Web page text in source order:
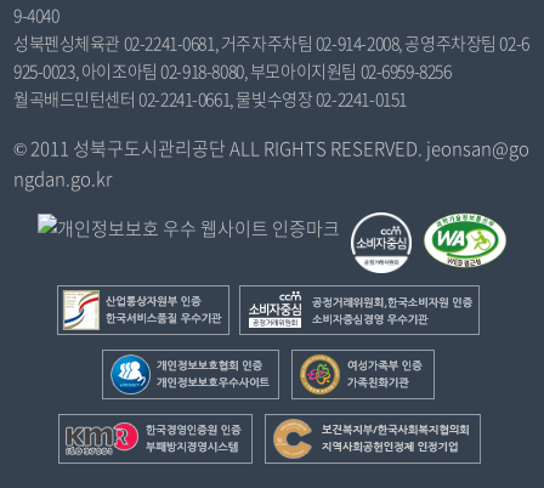
9-4040
성북펜싱체육관 02-2241-0681, 거주자주차팀 02-914-2008, 공영주차장팀 02-6
925-0023, 아이조아팀 02-918-8080, 부모아이지원팀 02-6959-8256
월곡배드민턴센터 02-2241-0661, 물빛수영장 02-2241-0151
© 2011 성북구도시관리공단 ALL RIGHTS RESERVED. jeonsan@go
ngdan.go.kr
산
업
통
상
자
원
공
정
거
래
위
원
개
인
정
보
여
성
가
족
한
국
보
건